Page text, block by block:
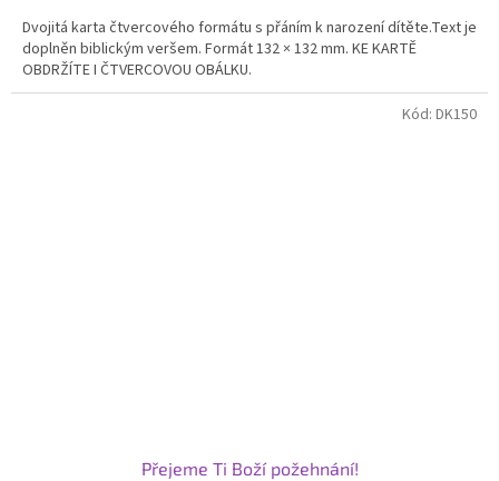
Dvojitá karta čtvercového formátu s přáním k narození dítěte.Text je
doplněn biblickým veršem. Formát 132 × 132 mm. KE KARTĚ
OBDRŽÍTE I ČTVERCOVOU OBÁLKU.
Přejeme Ti Boží požehnání!
Kód: DK150